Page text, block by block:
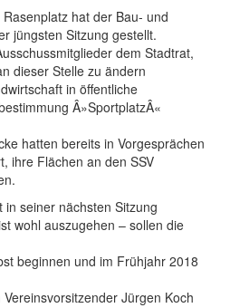
hat der Bau- und
jüngsten Sitzung gestellt.
dem Stadtrat,
dieser Stelle zu ändern
in öffentliche
Â»SportplatzÂ«
hatten bereits in Vorgesprächen
ihre Flächen an den SSV
seiner nächsten Sitzung
wohl auszugehen – sollen die
beginnen und im Frühjahr 2018
Jürgen Koch